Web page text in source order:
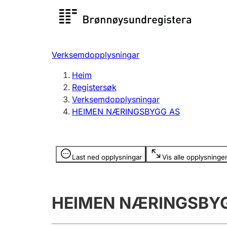
Registersøk
Registrere, endre, slette
Verksemdopplysningar
Heim
Registersøk
Verksemdopplysningar
HEIMEN NÆRINGSBYGG AS
Last ned opplysningar Vis alle opplysninger
Opplysninger er skjult
HEIMEN